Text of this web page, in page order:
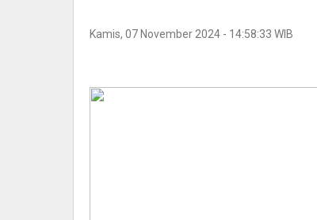
Kamis, 07 November 2024 - 14:58:33 WIB